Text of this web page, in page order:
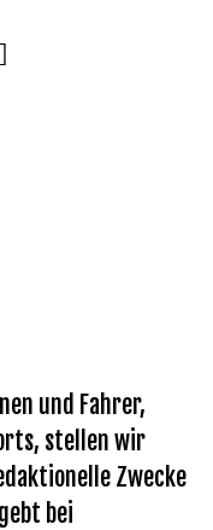
und Fahrer,
stellen wir
Zwecke
bei